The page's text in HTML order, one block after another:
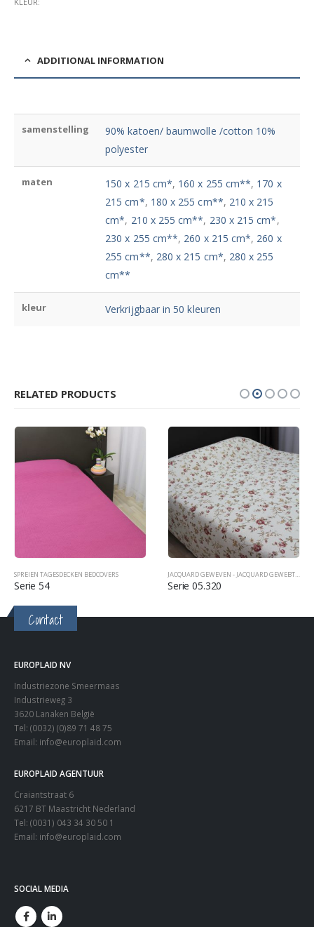
ADDITIONAL INFORMATION
samenstelling
90% katoen/ baumwolle /cotton 10%
polyester
maten 150 x 215 cm*, 160 x 255 cm**, 170 x
215 cm*, 180 x 255 cm**, 210 x 215
cm*, 210 x 255 cm**, 230 x 215 cm*,
230 x 255 cm**, 260 x 215 cm*, 260 x
255 cm**, 280 x 215 cm*, 280 x 255
cm**
kleur Verkrijgbaar in 50 kleuren
RELATED PRODUCTS
,SPREIEN TAGESDECKEN BEDCOVERS
SPREIEN TAGESDECKEN BEDCOVERS
Serie 54
JACQUARD GEWEVEN - JACQUARD GEWEBT - JACQUARD WOVEN
Serie 05.320
Contact
EUROPLAID NV
Industriezone Smeermaas
Industrieweg 3
3620 Lanaken België
Tel: (0032) (0)89 71 48 75
Email: info@europlaid.com
EUROPLAID AGENTUUR
Craiantstraat 6
6217 BT Maastricht Nederland
Tel: (0031) 043 34 30 50 1
Email: info@europlaid.com
SOCIAL MEDIA